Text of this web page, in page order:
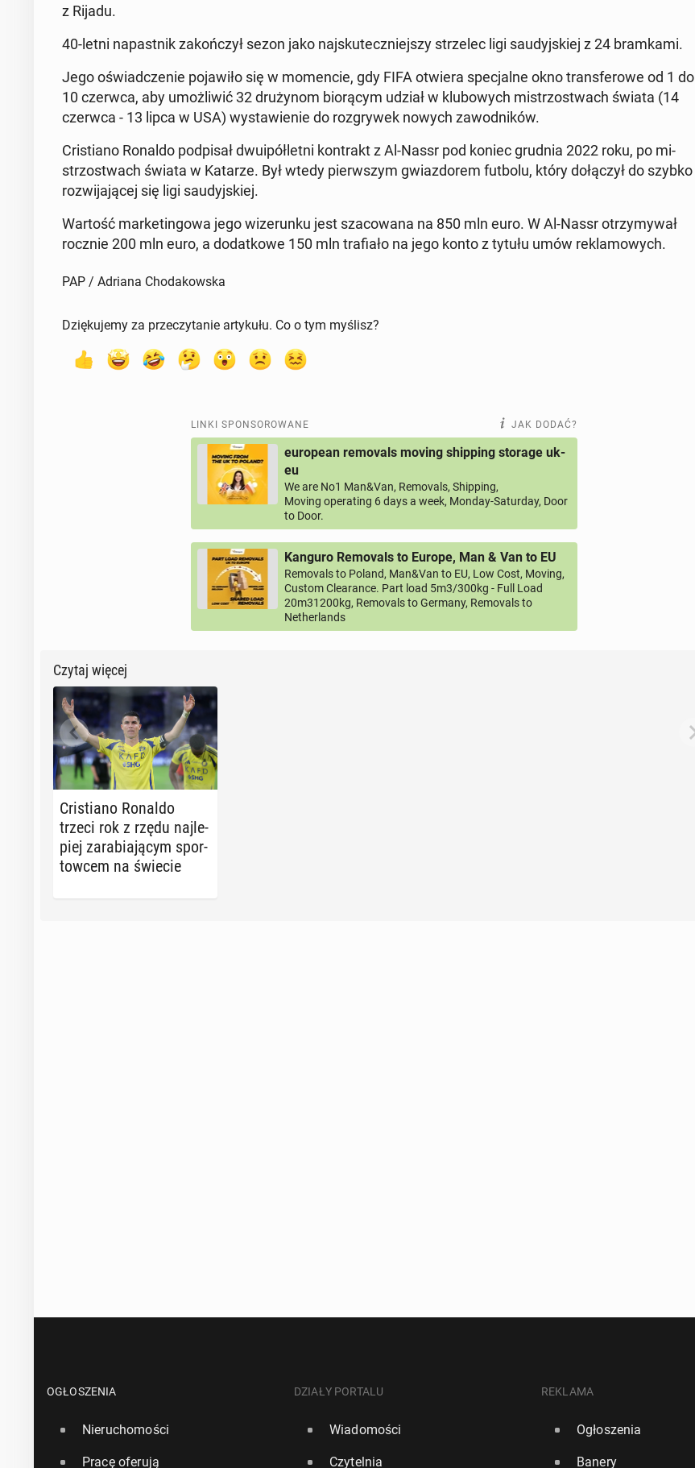
z Rijadu.
40-letni na­past­nik za­koń­czył sezon jako naj­sku­tecz­niej­szy strze­lec ligi sau­dyj­skiej z 24 bram­ka­mi.
Jego oświad­cze­nie po­ja­wi­ło się w mo­men­cie, gdy FIFA otwiera spe­cjal­ne okno trans­fe­ro­we od 1 do
10 czerwca, aby umoż­li­wić 32 dru­ży­nom bio­rą­cym udział w klu­bo­wych mi­strzo­stwach świata (14
czerwca - 13 lipca w USA) wy­sta­wie­nie do roz­gry­wek nowych za­wod­ni­ków.
Cri­stia­no Ronaldo pod­pi­sał dwu­ipół­let­ni kon­trakt z Al-Nassr pod koniec grudnia 2022 roku, po mi­
strzo­stwach świata w Katarze. Był wtedy pierw­szym gwiaz­do­rem futbolu, który do­łą­czył do szybko
roz­wi­ja­ją­cej się ligi sau­dyj­skiej.
Wartość mar­ke­tin­go­wa jego wi­ze­run­ku jest sza­co­wa­na na 850 mln euro. W Al-Nassr otrzy­my­wał
rocznie 200 mln euro, a do­dat­ko­we 150 mln tra­fia­ło na jego konto z tytułu umów re­kla­mo­wych.
PAP / Adriana Chodakowska
Dziękujemy za przeczytanie artykułu. Co o tym myślisz?
LINKI SPONSOROWANE JAK DODAĆ?
european removals moving shipping storage uk-
eu
We are No1 Man&Van, Removals, Shipping,
Moving operating 6 days a week, Monday-Saturday, Door
to Door.
Kanguro Removals to Europe, Man & Van to EU
Removals to Poland, Man&Van to EU, Low Cost, Moving,
Custom Clearance. Part load 5m3/300kg - Full Load
20m31200kg, Removals to Germany, Removals to
Netherlands
Czytaj więcej
Cri­stia­no Ronaldo
trzeci rok z rzędu naj­le­
piej za­ra­bia­ją­cym spor­
tow­cem na świecie
OGŁOSZENIA
Nieruchomości
Pracę oferują
DZIAŁY PORTALU
Wiadomości
Czytelnia
REKLAMA
Ogłoszenia
Banery